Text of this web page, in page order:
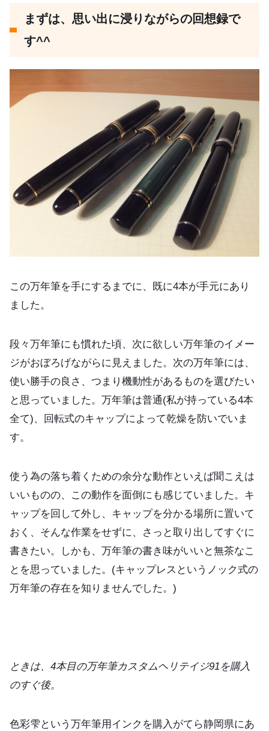
まずは、思い出に浸りながらの回想録で
す^^
この万年筆を手にするまでに、既に4本が手元にあり
ました。
段々万年筆にも慣れた頃、次に欲しい万年筆のイメー
ジがおぼろげながらに見えました。次の万年筆には、
使い勝手の良さ、つまり機動性があるものを選びたい
と思っていました。万年筆は普通(私が持っている4本
全て)、回転式のキャップによって乾燥を防いでいま
す。
使う為の落ち着くための余分な動作といえば聞こえは
いいものの、この動作を面倒にも感じていました。キ
ャップを回して外し、キャップを分かる場所に置いて
おく、そんな作業をせずに、さっと取り出してすぐに
書きたい。しかも、万年筆の書き味がいいと無茶なこ
とを思っていました。(キャップレスというノック式の
万年筆の存在を知りませんでした。)
ときは、4本目の万年筆カスタムヘリテイジ91を購入
のすぐ後。
色彩雫という万年筆用インクを購入がてら静岡県にあ